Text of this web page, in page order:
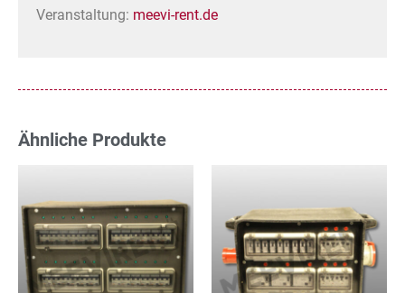
Veranstaltung: meevi-rent.de
Ähnliche Produkte